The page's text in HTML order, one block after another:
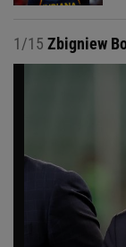
1/15 Zbigniew